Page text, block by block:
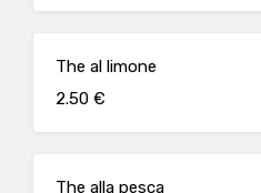
The al limone
2.50 €
The alla pesca